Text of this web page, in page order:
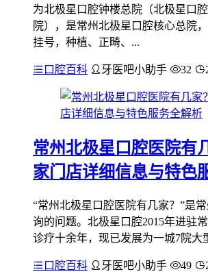
为北极星口腔钟楼总院（北极星口
院），是常州北极星口腔核心总院
挂号，种植、正畸、...
口腔百科 牙医吧小助手 32
常州北极星口腔医院有
家门店详细信息与特色
“常州北极星口腔医院有几家？”是
询的问题。北极星口腔2015年进驻
诊疗十余年，现已发展为一城7院大
口腔百科 牙医吧小助手 49